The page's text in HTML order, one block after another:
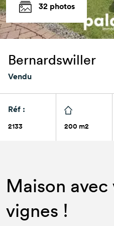
32 photos
Bernardswiller
Vendu
Réf :
2133 200 m2
Maison avec
vignes !